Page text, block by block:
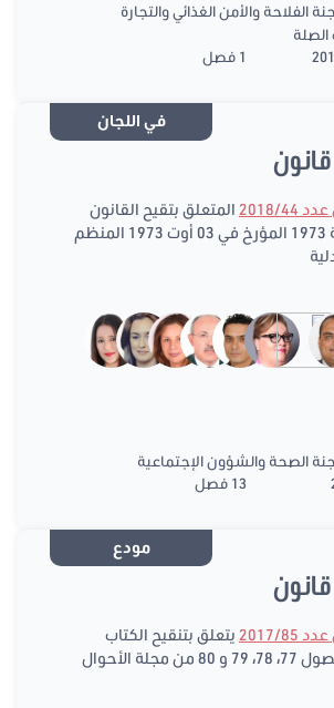
الفلاحة والأمن الغذائي والتجارة
الصلة
1 فصل
في اللجان
44
المتعلق بتقيح القانون
عدد 55 لسنة 1973 المؤرخ في 03 أوت 1973 المنظم
الصحة والشؤون الإجتماعية
13 فصل
مودع
85
يتعلق بتنقيح الكتاب
السابع و الفصول 77، 78، 79 و 80 من مجلة الأحوال